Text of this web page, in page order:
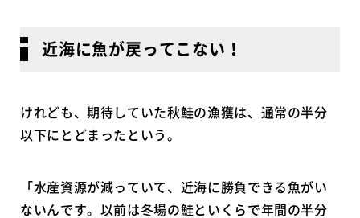
近海に魚が戻ってこない！
けれども、期待していた秋鮭の漁獲は、通常の半分
以下にとどまったという。
「水産資源が減っていて、近海に勝負できる魚がい
ないんです。以前は冬場の鮭といくらで年間の半分